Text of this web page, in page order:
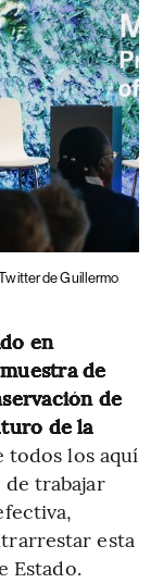
de Guillermo
en
de
de
de la
todos los aquí
trabajar
esta
Estado.